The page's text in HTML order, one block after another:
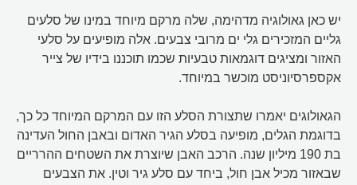
יש כאן גאולוגיה מדהימה, שלה מרקם מיוחד במינו של סלעים
גליים המזכירים גלי ים מרובי צבעים. אלה מופיעים על סלעי
האזור ומציגים דוגמאות טבעיות שכמו תוכננו בידיו של צייר
אקספרסיוניסט מוכשר במיוחד.
הגאולוגים יאמרו שתצורת הסלע הזו עם המרקם המיוחד כל כך,
בדוגמת הגלים, מופיעה בסלע הגיר האדום ובאבן החול העדינה
בת 190 מיליון שנה. הרכב האבן שיוצרת את השטחים ההרריים
שבאזור מכיל אבן חול, ביחד עם סלע גיר וטין. את הצבעים